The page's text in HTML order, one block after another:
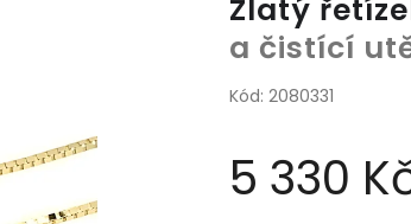
Zlatý
a čistící
Kód: 2080331
5 330